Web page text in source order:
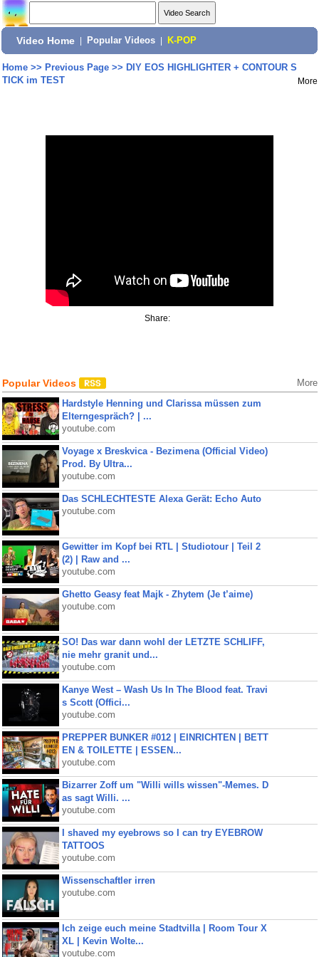
Video Home Popular Videos K-POP
Home>> Previous Page>> DIY EOS HIGHLIGHTER + CONTOUR S
TICK im TEST
More
Share:
Popular Videos More
Hardstyle Henning und Clarissa müssen zum
Elterngespräch? | ...
youtube.com
Voyage x Breskvica - Bezimena (Official Video)
Prod. By Ultra...
youtube.com
Das SCHLECHTESTE Alexa Gerät: Echo Auto
youtube.com
Gewitter im Kopf bei RTL | Studiotour | Teil 2
(2) | Raw and ...
youtube.com
Ghetto Geasy feat Majk - Zhytem (Je t’aime)
youtube.com
SO! Das war dann wohl der LETZTE SCHLIFF,
nie mehr granit und...
youtube.com
Kanye West – Wash Us In The Blood feat. Travi
s Scott (Offici...
youtube.com
PREPPER BUNKER #012 | EINRICHTEN | BETT
EN & TOILETTE | ESSEN...
youtube.com
Bizarrer Zoff um "Willi wills wissen"-Memes. D
as sagt Willi. ...
youtube.com
I shaved my eyebrows so I can try EYEBROW
TATTOOS
youtube.com
Wissenschaftler irren
youtube.com
Ich zeige euch meine Stadtvilla | Room Tour X
XL | Kevin Wolte...
youtube.com